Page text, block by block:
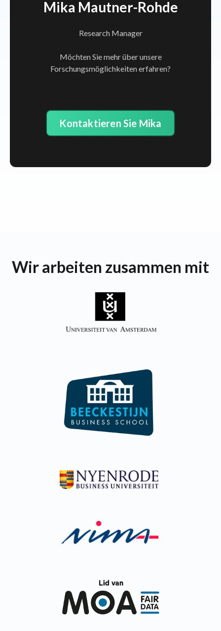
Mika Mautner-Rohde
Research Manager
Möchten Sie mehr über unsere
Forschungsmöglichkeiten erfahren?
Kontaktieren Sie Mika
Wir arbeiten zusammen mit